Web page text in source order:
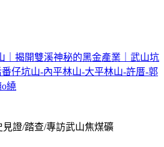
｜揭開雙溪神秘的黑金產業｜武山坑
仔坑山-內平林山-大平林山-許厝-郭
繞
證/踏查/專訪武山焦煤礦